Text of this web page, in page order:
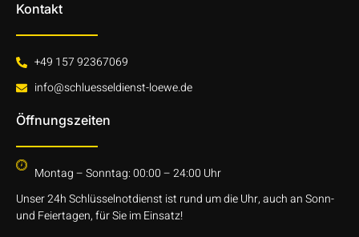
Kontakt
+49 157 92367069
info@schluesseldienst-loewe.de
Öffnungszeiten
Montag – Sonntag: 00:00 – 24:00 Uhr
Unser 24h Schlüsselnotdienst ist rund um die Uhr, auch an Sonn-
und Feiertagen, für Sie im Einsatz!